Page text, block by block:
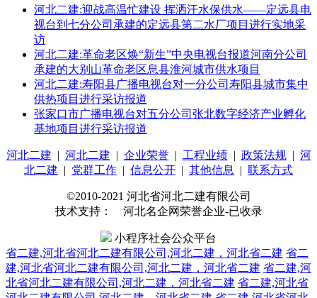
河北二建:迎战高温忙建设 挥洒汗水保供水——定远县电
视台到七分公司承建的定远县第二水厂项目进行实地采
访
河北二建:革命老区焕“新生”中央电视台报道河南分公司
承建的大别山革命老区息县淮河城市供水项目
河北二建:寿阳县广播电视台对一分公司寿阳县城市集中
供热项目进行采访报道
张家口市广播电视台对五分公司张北数字经济产业孵化
基地项目进行采访报道
河北二建 | 河北二建 | 企业荣誉| 工程业绩| 政策法规| 河
北二建 | 党群工作 | 信息公开 | 其他信息 | 联系方式
©2010-2021 河北省河北二建有限公司
技术支持： 河北名企网荣誉企业-已收录
小程序社会公众平台
省二建,河北省河北二建有限公司,河北二建，河北省二建 省二
建,河北省河北二建有限公司,河北二建，河北省二建 省二建,河
北省河北二建有限公司,河北二建，河北省二建 省二建,河北省